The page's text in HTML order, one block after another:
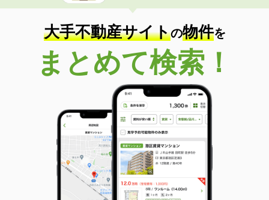
大手不動産サイトの物件を
まとめて検索！